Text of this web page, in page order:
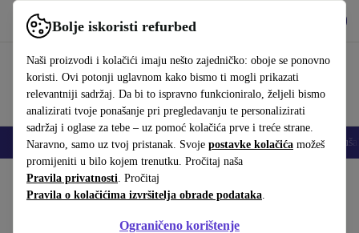
Bolje iskoristi refurbed
Naši proizvodi i kolačići imaju nešto zajedničko: oboje se ponovno
koristi. Ovi potonji uglavnom kako bismo ti mogli prikazati
relevantniji sadržaj. Da bi to ispravno funkcioniralo, željeli bismo
analizirati tvoje ponašanje pri pregledavanju te personalizirati
sadržaj i oglase za tebe – uz pomoć kolačića prve i treće strane.
Naravno, samo uz tvoj pristanak. Svoje postavke kolačića možeš
promijeniti u bilo kojem trenutku. Pročitaj naša
Pravila privatnosti. Pročitaj
Pravila o kolačićima izvršitelja obrade podataka.
Ograničeno korištenje
Koristi refurbed brzo i jednostavno
Mobiteli Prijenosna računala Tableti Pametni satovi Dodaci
Početna stranica Proizvodi Dodatna oprema
Siedle BTSV 850-03